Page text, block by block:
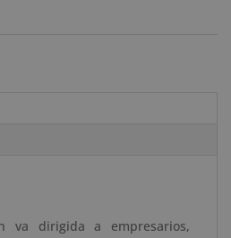
va dirigida a empresarios,